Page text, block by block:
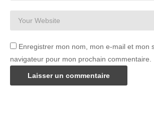
Enregistrer mon nom, mon e-mail et mon
navigateur pour mon prochain commentaire.